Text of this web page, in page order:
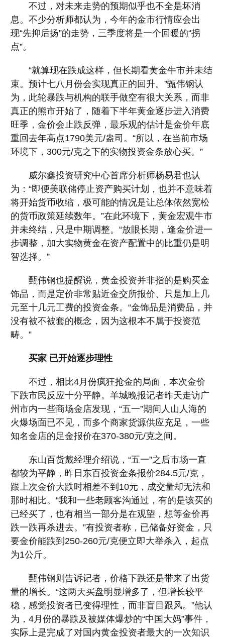
不过，对未来走势的预期似乎也不全是坏消
息。不少分析师都认为，今年的金市行情应会出
现“先抑后扬”的走势，三季度将是一个回暖的“拐
点”。
“就算现在跌成这样，但长期看黄金牛市并未结
束。预计七八月份会实现真正的回升。”甄伟钢认
为，此轮暴跌与机构的联手做空有很大关系，而非
真正的熊市开始了，随着下半年黄金逐步进入消费
旺季，金价会止跌反弹，最乐观的估计是金价年底
重回去年高点1790美元/盎司。“所以，在当前市场
环境下，300元/克之下的实物投资金条放心买。”
威尔鑫投资研究中心首席分析师杨易君也认
为：“即便美联储停止资产购买计划，也并不意味着
将开始货币收缩，极可能的情况是让总体依然宽松
的货币政策延续数年。”在此环境下，黄金宏观牛市
并未终结，只是中期调整。“放眼长期，逢金价进一
步调整，加大实物黄金在资产配置中的比重仍是明
智选择。”
甄伟钢也提醒说，黄金投资并非指的是购买金
饰品，而是定价非常贴近金交所报价、只是加上几
元至十几元工费的投资金条。“金饰品是消费品，并
没有被不被套的概念，因为这根本不属于投资范
畴。”
买家 已开始逐步理性
不过，相比4月份疯狂抢金的局面，本次金价
下跌市民反应十分平静。羊城晚报记者昨天走访广
州市内一些商场金店发现，“五一”期间人山人海的
火爆场面已不见，而多个商家货源供应充足，一些
知名金店的足金报价在370-380元/克之间。
东山百货戴经理介绍说，“五一”之后市场一直
都较为平静，昨日东百投资金条报价284.5元/克，
跟上次金价大跌时相差不到10元，成交量却无法和
那时相比。“我和一些老顾客沟通过，有的是该买的
已经买了，也有相当一部分是在观望，想等金价再
跌一跌再杀进去。”有投资者称，已储备好资金，只
要金价能跌到250-260元/克便立即大举杀入，起点
为1公斤。
甄伟钢则告诉记者，价格下跌还是带来了出货
量的增长。“这两天买盘明显增多了，但增长较平
稳，感觉投资者已变得理性，而非盲目跟风。”他认
为，4月份的暴跌及被媒体爆炒的“中国大妈”事件，
实际上是完成了对国内黄金投资者最大的一次知识